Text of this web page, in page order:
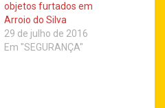
objetos furtados em
Arroio do Silva
29 de julho de 2016
Em "SEGURANÇA"